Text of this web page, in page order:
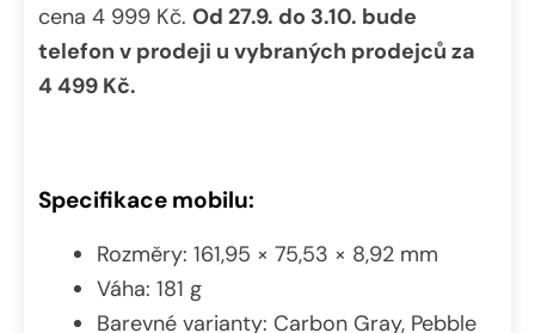
cena 4 999 Kč. Od 27.9. do 3.10. bude
telefon v prodeji u vybraných prodejců za
4 499 Kč.
Specifikace mobilu:
Rozměry: 161,95 × 75,53 × 8,92 mm
Váha: 181 g
Barevné varianty: Carbon Gray, Pebble